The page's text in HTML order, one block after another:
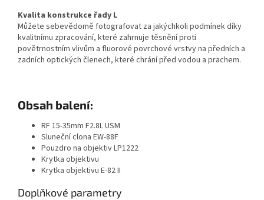
Kvalita konstrukce řady L
Můžete sebevědomě fotografovat za jakýchkoli podmínek díky
kvalitnímu zpracování, které zahrnuje těsnění proti
povětrnostním vlivům a fluorové povrchové vrstvy na předních a
zadních optických členech, které chrání před vodou a prachem.
Obsah balení:
RF 15-35mm F2.8L USM
Sluneční clona EW-88F
Pouzdro na objektiv LP1222
Krytka objektivu
Krytka objektivu E-82 II
Doplňkové parametry